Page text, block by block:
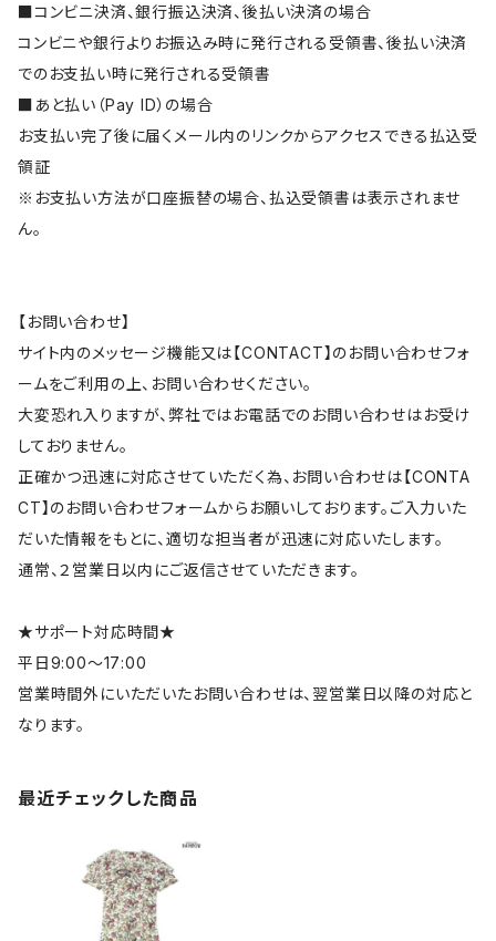
■コンビニ決済、銀行振込決済、後払い決済の場合
コンビニや銀行よりお振込み時に発行される受領書、後払い決済
でのお支払い時に発行される受領書
■あと払い（Pay ID）の場合
お支払い完了後に届くメール内のリンクからアクセスできる払込受
領証
※お支払い方法が口座振替の場合、払込受領書は表示されませ
ん。
【お問い合わせ】
サイト内のメッセージ機能又は【CONTACT】のお問い合わせフォ
ームをご利用の上、お問い合わせください。
大変恐れ入りますが、弊社ではお電話でのお問い合わせはお受け
しておりません。
正確かつ迅速に対応させていただく為、お問い合わせは【CONTA
CT】のお問い合わせフォームからお願いしております。ご入力いた
だいた情報をもとに、適切な担当者が迅速に対応いたします。
通常、２営業日以内にご返信させていただきます。
★サポート対応時間★
平日9:00～17:00
営業時間外にいただいたお問い合わせは、翌営業日以降の対応と
なります。
最近チェックした商品